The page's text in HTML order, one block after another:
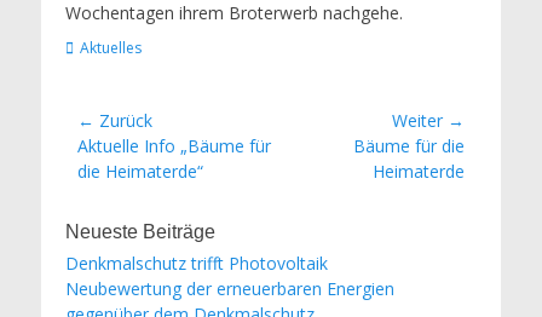
Wochentagen ihrem Broterwerb nachgehe.
Kategorien
Aktuelles
Beitrags-
Navigation
← Zurück
Vorheriger
Beitrag:
Aktuelle Info „Bäume für
die Heimaterde“
Weiter →
Nächster
Bäume für die
Heimaterde
Neueste Beiträge
Denkmalschutz trifft Photovoltaik
Neubewertung der erneuerbaren Energien